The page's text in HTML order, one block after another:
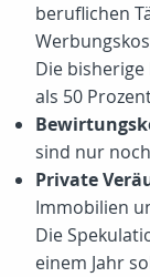
beruflichen
Die
als 50
sind nur
Private
Immobilien
Die
einem Jahr